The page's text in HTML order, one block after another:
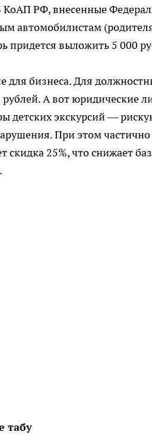
КоАП РФ, внесенные
автомобилистам
придется выложить 5 000
для бизнеса. Для
А вот юридические
детских экскурсий —
При этом
скидка 25%, что снижает
.
табу